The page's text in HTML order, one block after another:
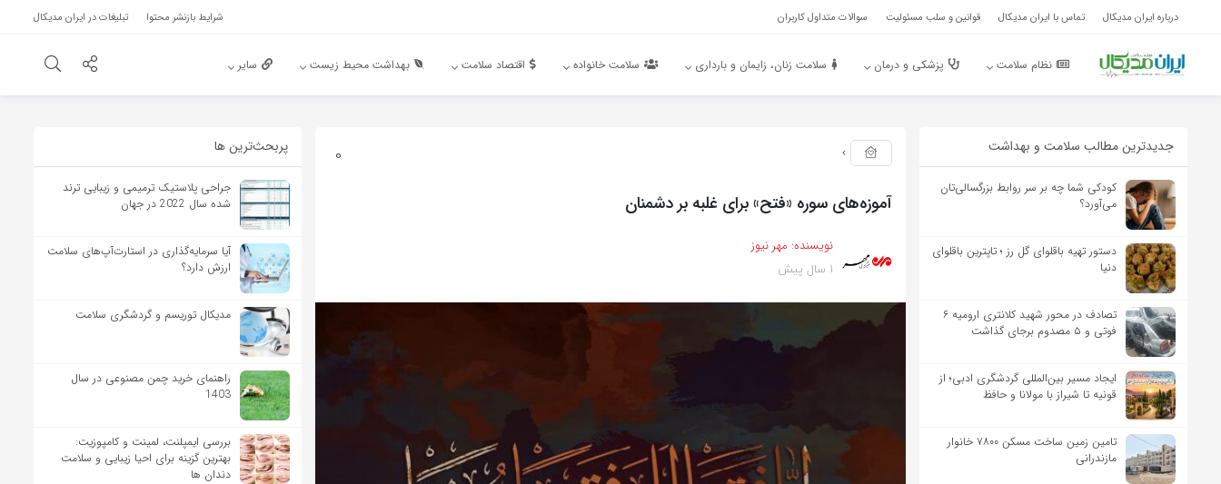
درباره ایران مدیکال تماس با ایران مدیکال قوانین و سلب مسئولیت سوالات متداول کاربران شرایط بازنشر محتوا تبلیغات در ایران مدیکال
نظام سلامت پزشکی و درمان سلامت زنان، زایمان و بارداری سلامت خانواده اقتصاد سلامت بهداشت محیط زیست سایر
جدیدترین مطالب سلامت و بهداشت
کودکی شما چه بر سر روابط بزرگسالی‌تان
می‌آورد؟
دستور تهیه باقلوای گل رز ؛ تاپترین باقلوای
دنیا
تصادف در محور شهید کلانتری ارومیه ۶
فوتی و ۵ مصدوم برجای گذاشت
ایجاد مسیر بین‌المللی گردشگری ادبی؛ از
قونیه تا شیراز با مولانا و حافظ
تامین زمین ساخت مسکن ۷۸۰۰ خانوار
مازندرانی
0
آموزه‌های سوره «فتح» برای غلبه بر دشمنان
نویسنده: مهر نیوز
1 سال پیش
پربحث‌‌ترین ها
جراحی پلاستیک ترمیمی و زیبایی ترند
شده سال 2022 در جهان
آیا سرمایه‌گذاری در استارت‌آپ‌های سلامت
ارزش دارد؟
مدیکال توریسم و گردشگری سلامت
راهنمای خرید چمن مصنوعی در سال
1403
بررسی ایمپلنت، لمینت و کامپوزیت:
بهترین گزینه برای احیا زیبایی و سلامت
دندان ها